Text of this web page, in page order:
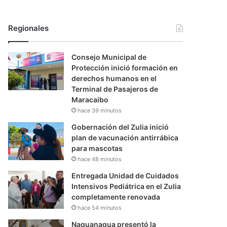
Regionales
Consejo Municipal de
Protección inició formación en
derechos humanos en el
Terminal de Pasajeros de
Maracaibo
hace 39 minutos
Gobernación del Zulia inició
plan de vacunación antirrábica
para mascotas
hace 48 minutos
Entregada Unidad de Cuidados
Intensivos Pediátrica en el Zulia
completamente renovada
hace 54 minutos
Naguanagua presentó la